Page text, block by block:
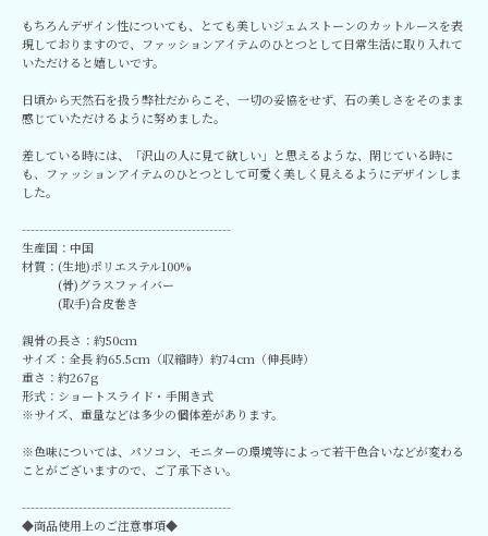
もちろんデザイン性についても、とても美しいジェムストーンのカットルースを表
現しておりますので、ファッションアイテムのひとつとして日常生活に取り入れて
いただけると嬉しいです。
日頃から天然石を扱う弊社だからこそ、一切の妥協をせず、石の美しさをそのまま
感じていただけるように努めました。
差している時には、「沢山の人に見て欲しい」と思えるような、閉じている時に
も、ファッションアイテムのひとつとして可愛く美しく見えるようにデザインしま
した。
------------------------------------------------
生産国：中国
材質：(生地)ポリエステル100%
(骨)グラスファイバー
(取手)合皮巻き
親骨の長さ：約50cm
サイズ：全長 約65.5cm（収縮時）約74cm（伸長時）
重さ：約267g
形式：ショートスライド・手開き式
※サイズ、重量などは多少の個体差があります。
※色味については、パソコン、モニターの環境等によって若干色合いなどが変わる
ことがございますので、ご了承下さい。
------------------------------------------------
◆商品使用上のご注意事項◆